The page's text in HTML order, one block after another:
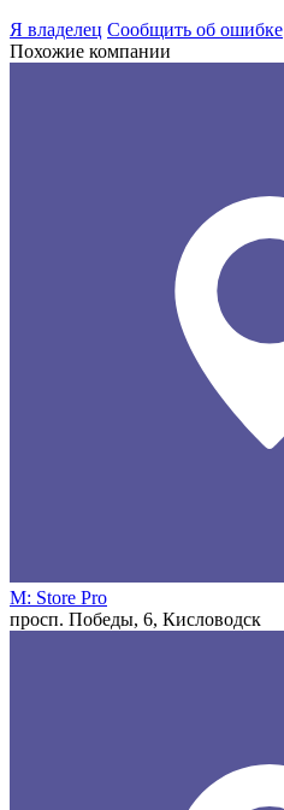
Я владелец Сообщить об ошибке
Похожие компании
M: Store Pro
просп. Победы, 6, Кисловодск